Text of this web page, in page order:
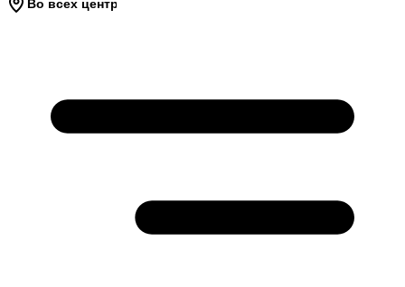
Во всех центрах